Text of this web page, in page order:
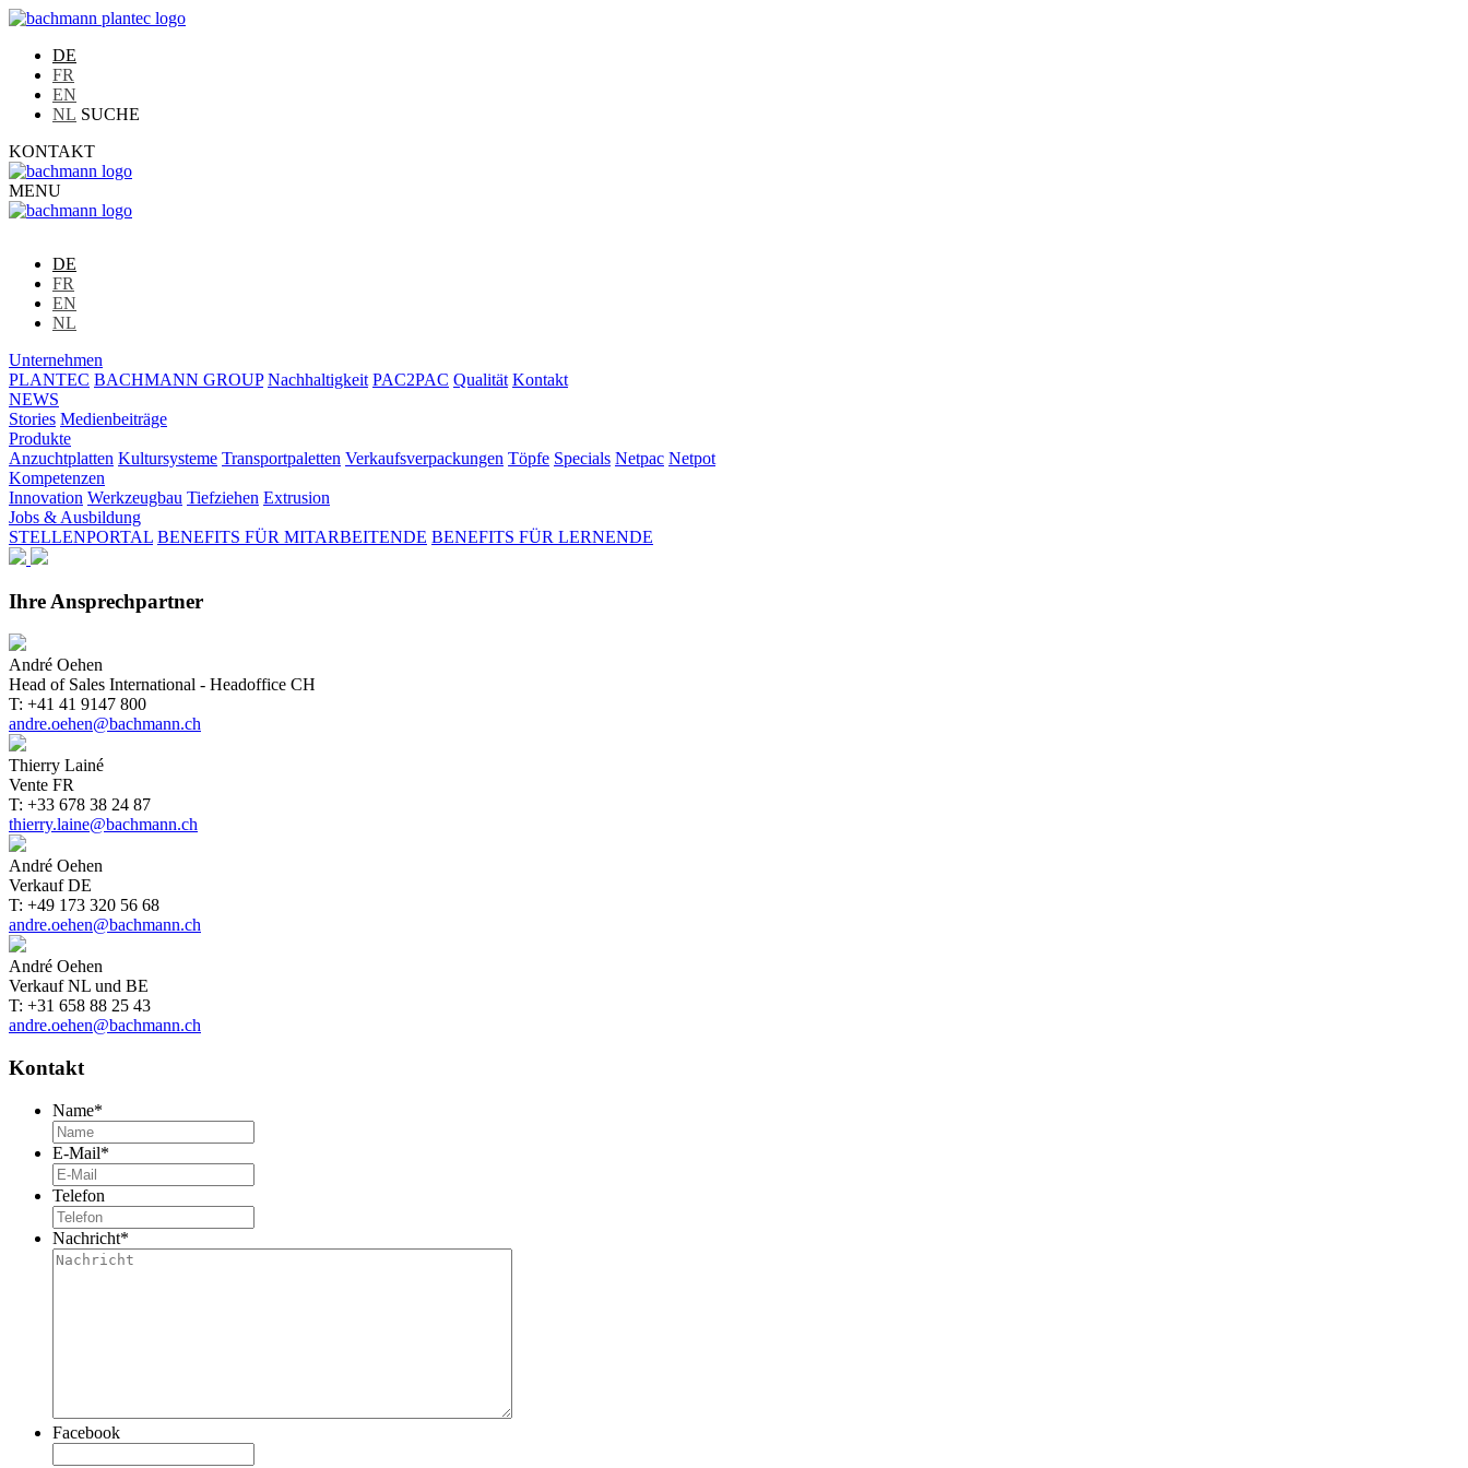
DE
FR
EN
NL SUCHE
KONTAKT
MENU
DE
FR
EN
NL
Unternehmen
PLANTEC BACHMANN GROUP Nachhaltigkeit PAC2PAC Qualität Kontakt
NEWS
Stories Medienbeiträge
Produkte
Anzuchtplatten Kultursysteme Transportpaletten Verkaufsverpackungen Töpfe Specials Netpac Netpot
Kompetenzen
Innovation Werkzeugbau Tiefziehen Extrusion
Jobs & Ausbildung
STELLENPORTAL BENEFITS FÜR MITARBEITENDE BENEFITS FÜR LERNENDE
Ihre Ansprechpartner
André Oehen
Head of Sales International - Headoffice CH
T: +41 41 9147 800
andre.oehen@bachmann.ch
Thierry Lainé
Vente FR
T: +33 678 38 24 87
thierry.laine@bachmann.ch
André Oehen
Verkauf DE
T: +49 173 320 56 68
andre.oehen@bachmann.ch
André Oehen
Verkauf NL und BE
T: +31 658 88 25 43
andre.oehen@bachmann.ch
Kontakt
Name*
E-Mail*
Telefon
Nachricht*
Facebook